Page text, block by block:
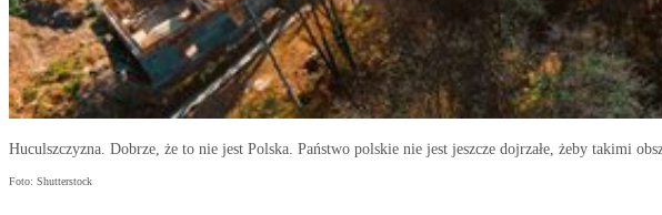
Huculszczyzna. Dobrze, że to nie jest Polska. Państwo polskie nie jest jeszcze dojrzałe, żeby takimi
Foto: Shutterstock